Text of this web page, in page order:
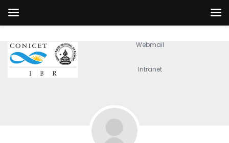
Webmail
Intranet